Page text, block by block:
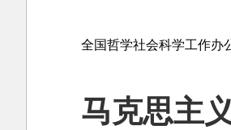
全国哲学社会科学工作办
马克思主